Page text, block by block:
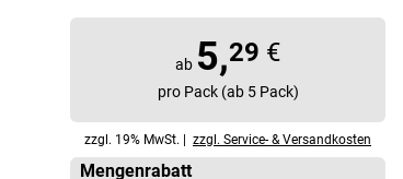
ab 5,29 €
pro Pack (ab 5 Pack)
zzgl. 19% MwSt. | zzgl. Service- & Versandkosten
Mengenrabatt